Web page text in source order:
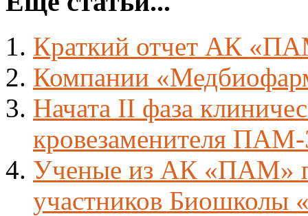
Краткий отчет АК
Компании
Начата II фаза
кровезаменителя
Ученые из АК «ПАМ»
участников Биошколы